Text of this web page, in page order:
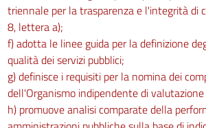
triennale per la trasparenza e l'integrità di
8, lettera a);
f) adotta le linee guida per la definizione
qualità dei servizi pubblici;
g) definisce i requisiti per la nomina dei
dell'Organismo indipendente di
h) promuove analisi comparate della